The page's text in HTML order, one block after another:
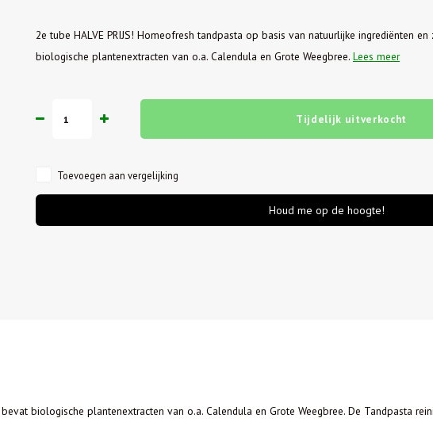
2e tube HALVE PRIJS! Homeofresh tandpasta op basis van natuurlijke ingrediënten
biologische plantenextracten van o.a. Calendula en Grote Weegbree. Lees meer
Tijdelijk uitverkocht
Toevoegen aan vergelijking
Houd me op de hoogte!
biologische plantenextracten van o.a. Calendula en Grote Weegbree. De Tandpasta